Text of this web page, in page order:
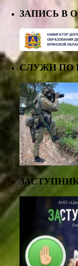
ЗАПИСЬ В
СЛУЖИ ПО